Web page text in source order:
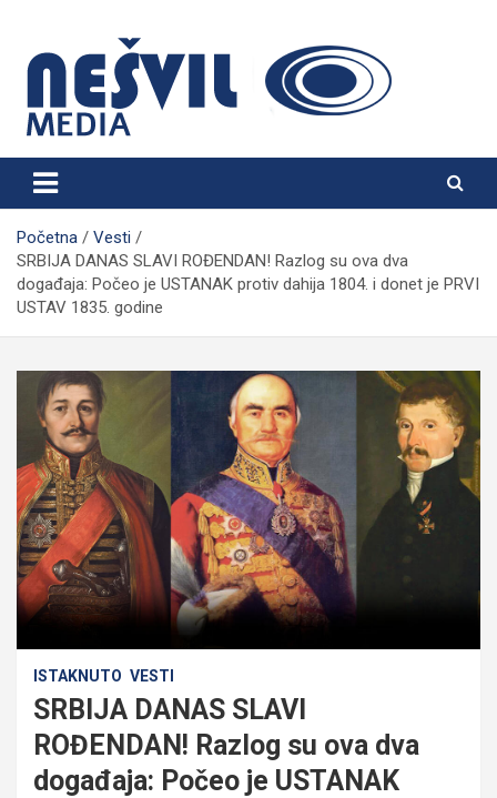
content
Nešvil Media Bogatić
Početna
Vesti
SRBIJA DANAS SLAVI ROĐENDAN! Razlog su ova dva
događaja: Počeo je USTANAK protiv dahija 1804. i donet je PRVI
USTAV 1835. godine
ISTAKNUTO VESTI
SRBIJA DANAS SLAVI
ROĐENDAN! Razlog su ova dva
događaja: Počeo je USTANAK